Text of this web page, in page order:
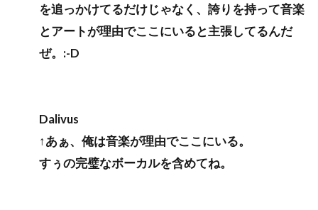
を追っかけてるだけじゃなく、誇りを持って音楽
とアートが理由でここにいると主張してるんだ
ぜ。:-D
Dalivus
↑あぁ、俺は音楽が理由でここにいる。
すぅの完璧なボーカルを含めてね。